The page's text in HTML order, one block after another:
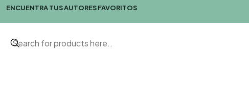
ENCUENTRA TUS AUTORES FAVORITOS